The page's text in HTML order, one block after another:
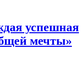
успешная
мечты»